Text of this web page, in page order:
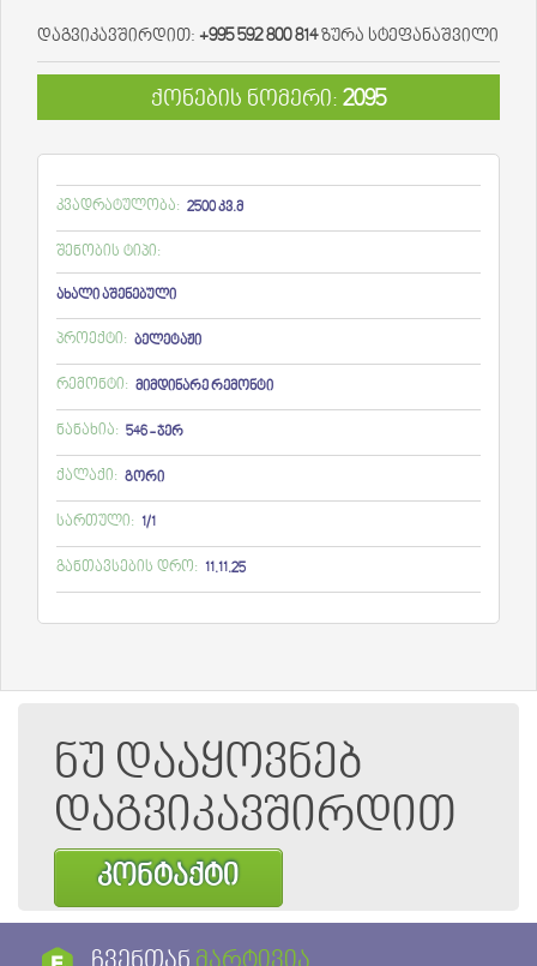
დაგვიკავშირდით: +995 592 800 814ზურა სტეფანაშვილი
ქონების ნომერი: 2095
კვადრატულობა: 2500 კვ.მ
შენობის ტიპი:
ახალი აშენებული
პროექტი: ბელეტაჟი
რემონტი: მიმდინარე რემონტი
ნანახია: 546 - ჯერ
ქალაქი: გორი
სართული: 1/1
განთავსების დრო: 11.11.25
ნუ დააყოვნებ
დაგვიკავშირდით
კონტაქტი